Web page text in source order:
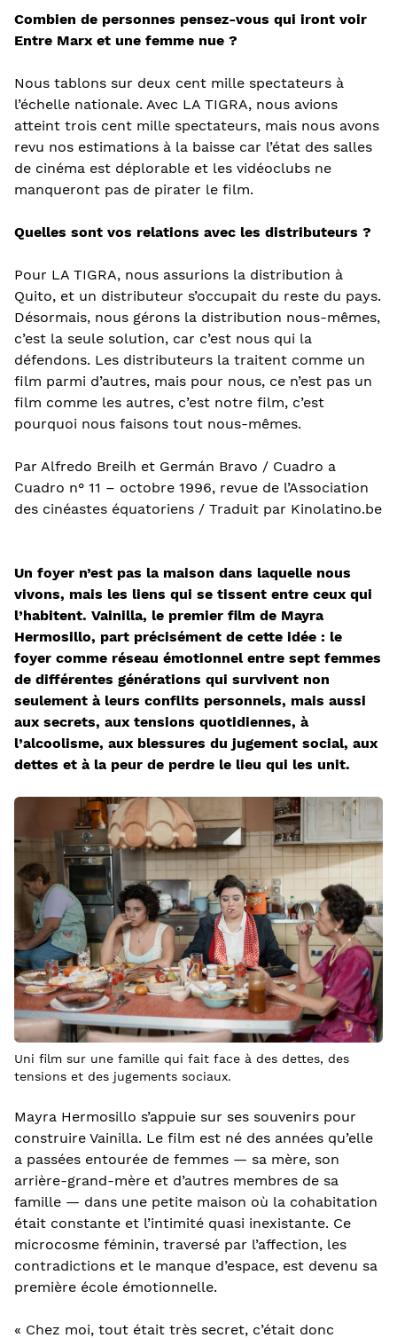
Combien de personnes pensez-vous qui iront voir
Entre Marx et une femme nue ?
Nous tablons sur deux cent mille spectateurs à
l’échelle nationale. Avec LA TIGRA, nous avions
atteint trois cent mille spectateurs, mais nous avons
revu nos estimations à la baisse car l’état des salles
de cinéma est déplorable et les vidéoclubs ne
manqueront pas de pirater le film.
Quelles sont vos relations avec les distributeurs ?
Pour LA TIGRA, nous assurions la distribution à
Quito, et un distributeur s’occupait du reste du pays.
Désormais, nous gérons la distribution nous-mêmes,
c’est la seule solution, car c’est nous qui la
défendons. Les distributeurs la traitent comme un
film parmi d’autres, mais pour nous, ce n’est pas un
film comme les autres, c’est notre film, c’est
pourquoi nous faisons tout nous-mêmes.
Par Alfredo Breilh et Germán Bravo / Cuadro a
Cuadro n° 11 – octobre 1996, revue de l’Association
des cinéastes équatoriens / Traduit par Kinolatino.be
Un foyer n’est pas la maison dans laquelle nous
vivons, mais les liens qui se tissent entre ceux qui
l’habitent. Vainilla, le premier film de Mayra
Hermosillo, part précisément de cette idée : le
foyer comme réseau émotionnel entre sept femmes
de différentes générations qui survivent non
seulement à leurs conflits personnels, mais aussi
aux secrets, aux tensions quotidiennes, à
l’alcoolisme, aux blessures du jugement social, aux
dettes et à la peur de perdre le lieu qui les unit.
Uni film sur une famille qui fait face à des dettes, des
tensions et des jugements sociaux.
Mayra Hermosillo s’appuie sur ses souvenirs pour
construire Vainilla. Le film est né des années qu’elle
a passées entourée de femmes — sa mère, son
arrière-grand-mère et d’autres membres de sa
famille — dans une petite maison où la cohabitation
était constante et l’intimité quasi inexistante. Ce
microcosme féminin, traversé par l’affection, les
contradictions et le manque d’espace, est devenu sa
première école émotionnelle.
« Chez moi, tout était très secret, c’était donc